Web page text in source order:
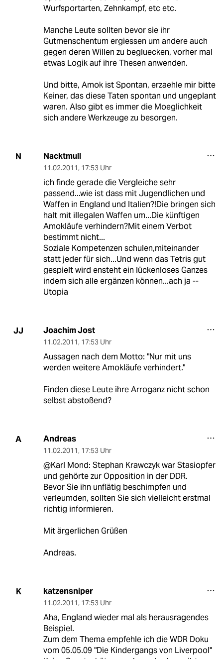
Wurfsportarten, Zehnkampf, etc etc.
Manche Leute sollten bevor sie ihr
Gutmenschentum ergiessen um andere auch
gegen deren Willen zu begluecken, vorher mal
etwas Logik auf ihre Thesen anwenden.
Und bitte, Amok ist Spontan, erzaehle mir bitte
Keiner, das diese Taten spontan und ungeplant
waren. Also gibt es immer die Moeglichkeit
sich andere Werkzeuge zu besorgen.
N Nacktmull
11.02.2011, 17:53 Uhr
ich finde gerade die Vergleiche sehr
passend...wie ist dass mit Jugendlichen und
Waffen in England und Italien?!Die bringen sich
halt mit illegalen Waffen um...Die künftigen
Amokläufe verhindern?Mit einem Verbot
bestimmt nicht...
Soziale Kompetenzen schulen,miteinander
statt jeder für sich...Und wenn das Tetris gut
gespielt wird ensteht ein lückenloses Ganzes
indem sich alle ergänzen können...ach ja --
Utopia
JJ Joachim Jost
11.02.2011, 17:53 Uhr
Aussagen nach dem Motto: "Nur mit uns
werden weitere Amokläufe verhindert."
Finden diese Leute ihre Arroganz nicht schon
selbst abstoßend?
A Andreas
11.02.2011, 17:53 Uhr
@Karl Mond: Stephan Krawczyk war Stasiopfer
und gehörte zur Opposition in der DDR.
Bevor Sie ihn unflätig beschimpfen und
verleumden, sollten Sie sich vielleicht erstmal
richtig informieren.
Mit ärgerlichen Grüßen
Andreas.
K katzensniper
11.02.2011, 17:53 Uhr
Aha, England wieder mal als herausragendes
Beispiel.
Zum dem Thema empfehle ich die WDR Doku
vom 05.05.09 "Die Kindergangs von Liverpool"